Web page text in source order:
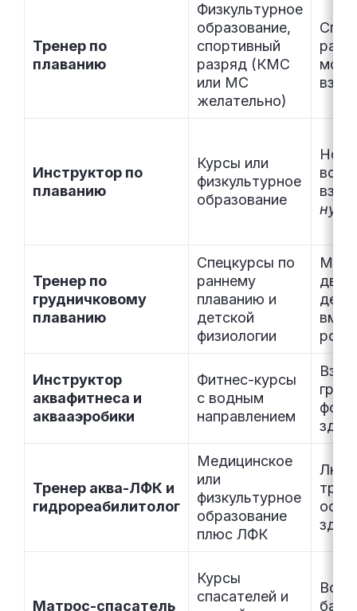
Тренер по
плаванию
Физкультурное
образование,
спортивный
разряд (КМС
или МС
желательно)
Инструктор по
плаванию
Курсы или
физкультурное
образование
нуля
Тренер по
грудничковому
плаванию
Спецкурсы по
раннему
плаванию и
детской
физиологии
двух
дети
Инструктор
аквафитнеса и
аквааэробики
Фитнес-курсы
с водным
направлением
Тренер аква-ЛФК и
гидрореабилитолог
Медицинское
или
физкультурное
образование
плюс ЛФК
Матрос-спасатель
Курсы
спасателей и
Все